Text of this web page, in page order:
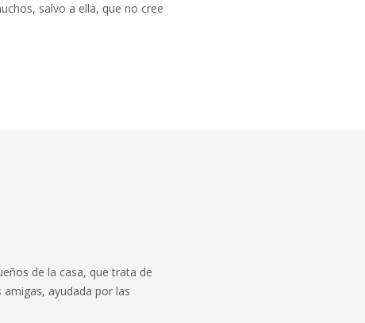
salvo a ella, que no cree
de la casa, que trata de
ayudada por las